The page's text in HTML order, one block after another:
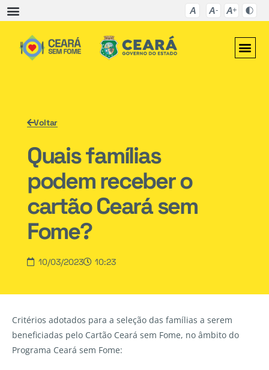
Voltar
Quais famílias
podem receber o
cartão Ceará sem
Fome?
10/03/2023 10:23
Critérios adotados para a seleção das famílias a serem
beneficiadas pelo Cartão Ceará sem Fome, no âmbito do
Programa Ceará sem Fome: